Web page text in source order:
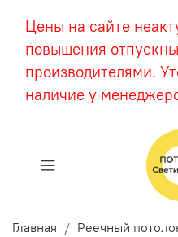
Цены на сайте
повышения
производителями.
наличие у
Главная Реечный